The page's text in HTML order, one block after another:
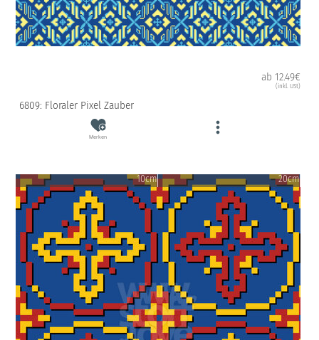
ab 12.49€
(inkl. USt)
6809: Floraler Pixel Zauber
Merken
10cm 20cm